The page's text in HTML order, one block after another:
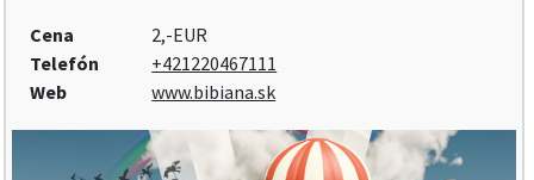
Cena
2,-EUR
Telefón
+421220467111
Web
www.bibiana.sk